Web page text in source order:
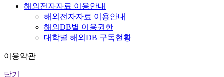
해외전자자료 이용안내
해외전자자료 이용안내
해외DB별 이용권한
대학별 해외DB 구독현황
이용약관
닫기